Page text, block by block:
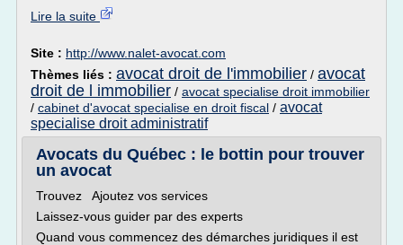
Lire la suite
Site : http://www.nalet-avocat.com
Thèmes liés : avocat droit de l'immobilier / avocat
droit de l immobilier / avocat specialise droit immobilier
/ cabinet d'avocat specialise en droit fiscal / avocat
specialise droit administratif
Avocats du Québec : le bottin pour trouver
un avocat
Trouvez Ajoutez vos services
Laissez-vous guider par des experts
Quand vous commencez des démarches juridiques il est